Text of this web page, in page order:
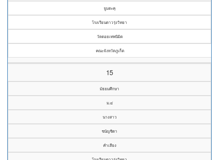
จูมตะคุ
โรงเรียนดาวรุ่งวิทยา
วัดดอยเทพนิมิต
คณะจังหวัดภูเก็ต
15
มัธยมศึกษา
ม.๔
นางสาว
ชนัญชิดา
คำเสียง